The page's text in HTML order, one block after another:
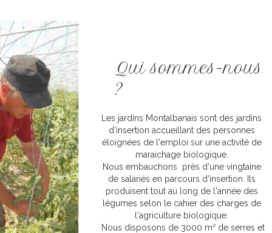
Qui sommes-nous
?
Les jardins Montalbanais sont des jardins
d'insertion accueillant des personnes
éloignées de l'emploi sur une activité de
maraichage biologique.
Nous embauchons près d'une vingtaine
de salariés en parcours d'insertion. Ils
produisent tout au long de l'année des
légumes selon le cahier des charges de
l'agriculture biologique.
Nous disposons de 3000 m² de serres et